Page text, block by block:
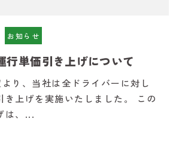
お知らせ
行単価引き上げについて
り、当社は全ドライバーに対し
き上げを実施いたしました。 この
は、...